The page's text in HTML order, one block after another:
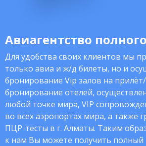
Авиагентство
Для удобства своих клиентов мы
только авиа и ж/д билеты, но и
бронирование Vip залов на
бронирование отелей,
любой точке мира, VIP
во всех аэропортах мира, а также
ПЦР-тесты в г. Алматы. Таким
к нам Вы можете получить полный